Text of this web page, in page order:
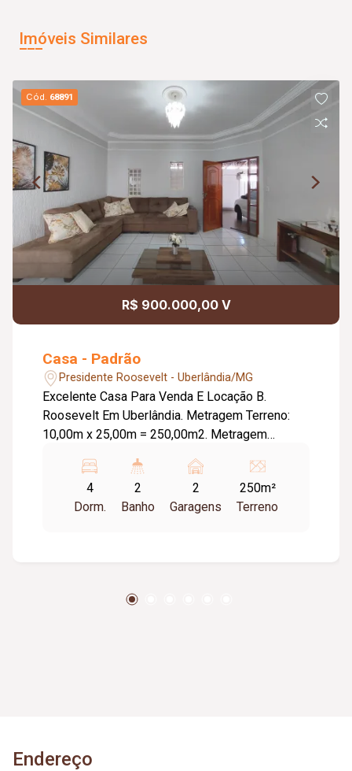
Imóveis Similares
Cód. 68891
R$ 900.000,00 V
Casa - Padrão
Presidente Roosevelt - Uberlândia/MG
Excelente Casa Para Venda E Locação B.
Roosevelt Em Uberlândia. Metragem Terreno:
10,00m x 25,00m = 250,00m2. Metragem
Portões eletrônico Interfone Alarme Duas
garagens Duas salas Jardim inverno Escritório
04 quartos (01 suíte com armário sob pia e box
gourmet com churrasqueira Piscina com
4
Dorm.
2
Banho
2
Garagens
250m²
Terreno
Endereço